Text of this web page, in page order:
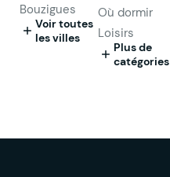
Bouzigues
Voir toutes
les villes
Où dormir
Loisirs
Plus de
catégories